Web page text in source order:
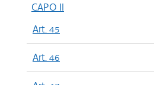
CAPO II
Art. 45
Art. 46